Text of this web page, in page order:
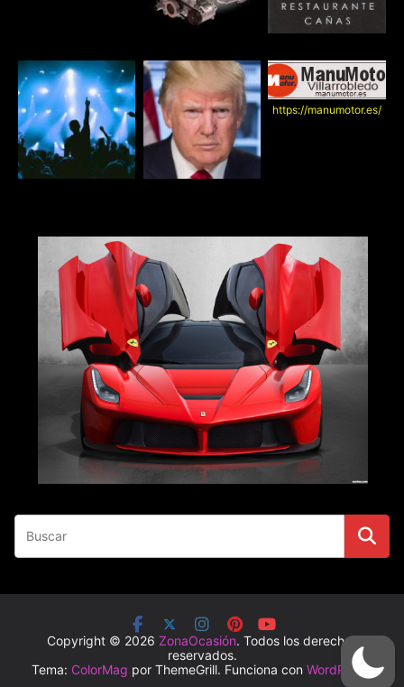
https://manumotor.es/
Copyright © 2026 ZonaOcasión. Todos los derechos
reservados.
Tema: ColorMag por ThemeGrill. Funciona con WordPress.